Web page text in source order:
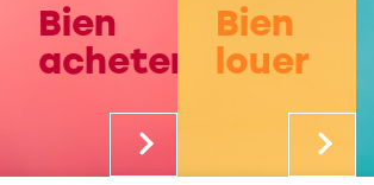
Bien
acheter
Bien
louer